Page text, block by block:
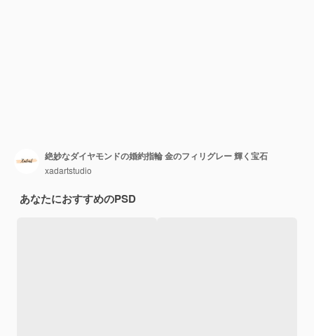
絶妙なダイヤモンドの婚約指輪 金のフィリグレー 輝く宝石
xadartstudio
あなたにおすすめのPSD